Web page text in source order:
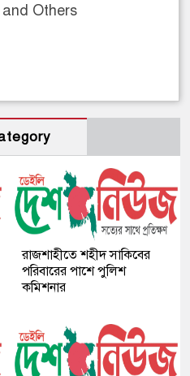
Others
রাজশাহীতে শহীদ সাকিবের
পরিবারের পাশে পুলিশ
কমিশনার